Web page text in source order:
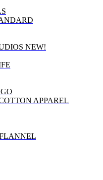
NEW!
APPAREL